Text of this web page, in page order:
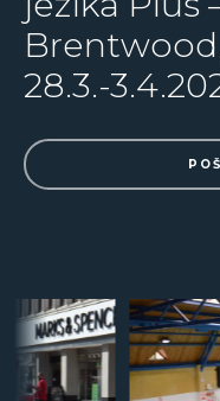
28.3.-